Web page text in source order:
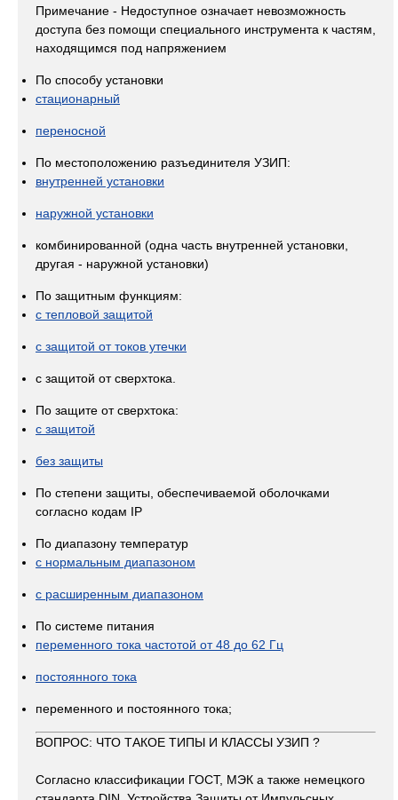
Примечание - Недоступное означает невозможность
доступа без помощи специального инструмента к частям,
находящимся под напряжением
По способу установки
стационарный
переносной
По местоположению разъединителя УЗИП:
внутренней установки
наружной установки
комбинированной (одна часть внутренней установки,
другая - наружной установки)
По защитным функциям:
с тепловой защитой
с защитой от токов утечки
с защитой от сверхтока.
По защите от сверхтока:
с защитой
без защиты
По степени защиты, обеспечиваемой оболочками
согласно кодам IP
По диапазону температур
с нормальным диапазоном
с расширенным диапазоном
По системе питания
переменного тока частотой от 48 до 62 Гц
постоянного тока
переменного и постоянного тока;
ВОПРОС: ЧТО ТАКОЕ ТИПЫ И КЛАССЫ УЗИП ?
Согласно классификации ГОСТ, МЭК а также немецкого